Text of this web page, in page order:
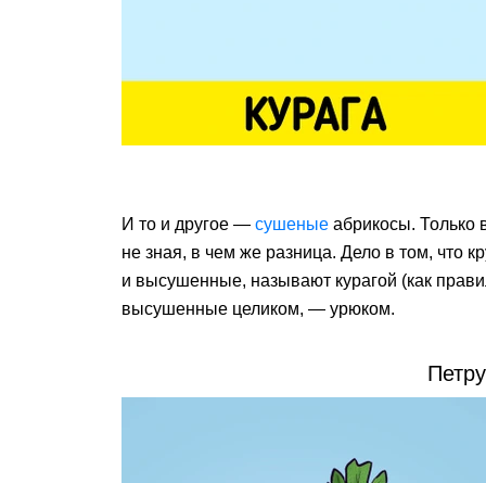
И то и другое — сушеные абрикосы. Только
не зная, в чем же разница. Дело в том, что
и высушенные, называют курагой (как
высушенные целиком, — урюком.